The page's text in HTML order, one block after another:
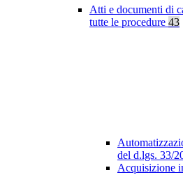
Atti e documenti di
tutte le procedure 43
del d.lgs. 33/
Acquisizione